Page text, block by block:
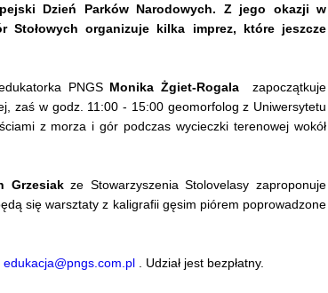
Dzień Parków Narodowych. Z jego okazji w
Stołowych organizuje kilka imprez, które jeszcze
PNGS Monika Żgiet-Rogalazapoczątkuje
zaś w godz. 11:00 - 15:00 geomorfolog z Uniwersytetu
z morza i gór podczas wycieczki terenowej wokół
Grzesiakze Stowarzyszenia Stolovelasy zaproponuje
się warsztaty z kaligrafii gęsim piórem poprowadzone
edukacja@pngs.com.pl . Udział jest bezpłatny.